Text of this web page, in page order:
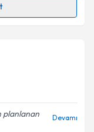
belirtilen
takvimi
almanız
ile
planlanan
Devamı